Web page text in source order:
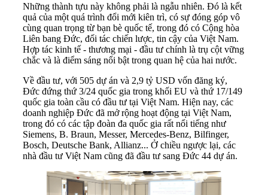
Những thành tựu này không phải là ngẫu nhiên. Đó là kết
quả của một quá trình đổi mới kiên trì, có sự đóng góp vô
cùng quan trọng từ bạn bè quốc tế, trong đó có Cộng hòa
Liên bang Đức, đối tác chiến lược, tin cậy của Việt Nam.
Hợp tác kinh tế - thương mại - đầu tư chính là trụ cột vững
chắc và là điểm sáng nổi bật trong quan hệ của hai nước.
Về đầu tư, với 505 dự án và 2,9 tỷ USD vốn đăng ký,
Đức đứng thứ 3/24 quốc gia trong khối EU và thứ 17/149
quốc gia toàn cầu có đầu tư tại Việt Nam. Hiện nay, các
doanh nghiệp Đức đã mở rộng hoạt động tại Việt Nam,
trong đó có các tập đoàn đa quốc gia rất nổi tiếng như
Siemens, B. Braun, Messer, Mercedes-Benz, Bilfinger,
Bosch, Deutsche Bank, Allianz... Ở chiều ngược lại, các
nhà đầu tư Việt Nam cũng đã đầu tư sang Đức 44 dự án.